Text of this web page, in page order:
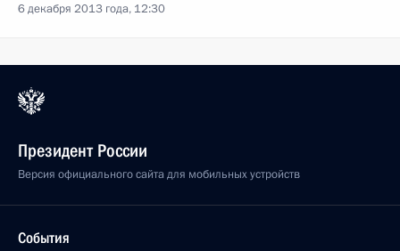
6 декабря 2013 года, 12:30
Президент России
Версия официального сайта для мобильных устройств
События